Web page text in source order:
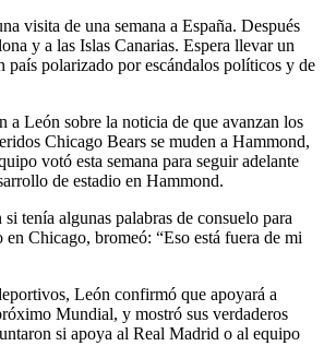
visita de una semana a España. Después
y a las Islas Canarias. Espera llevar un
país polarizado por escándalos políticos y de
a León sobre la noticia de que avanzan los
Chicago Bears se muden a Hammond,
votó esta semana para seguir adelante
de estadio en Hammond.
tenía algunas palabras de consuelo para
Chicago, bromeó: “Eso está fuera de mi
León confirmó que apoyará a
Mundial, y mostró sus verdaderos
si apoya al Real Madrid o al equipo